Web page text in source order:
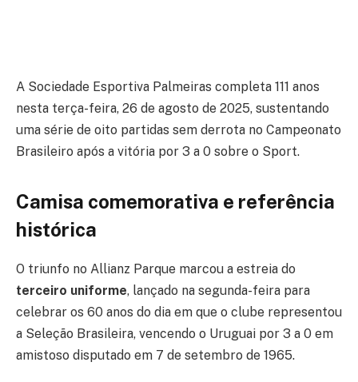
A Sociedade Esportiva Palmeiras completa 111 anos
nesta terça-feira, 26 de agosto de 2025, sustentando
uma série de oito partidas sem derrota no Campeonato
Brasileiro após a vitória por 3 a 0 sobre o Sport.
Camisa comemorativa e referência
histórica
O triunfo no Allianz Parque marcou a estreia do
terceiro uniforme, lançado na segunda-feira para
celebrar os 60 anos do dia em que o clube representou
a Seleção Brasileira, vencendo o Uruguai por 3 a 0 em
amistoso disputado em 7 de setembro de 1965.